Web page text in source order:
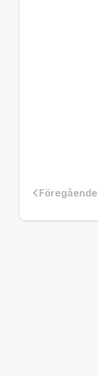
Föregående